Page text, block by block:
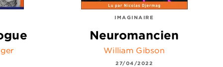
IMAGINAIRE
Neuromancien
William Gibson
27/04/2022